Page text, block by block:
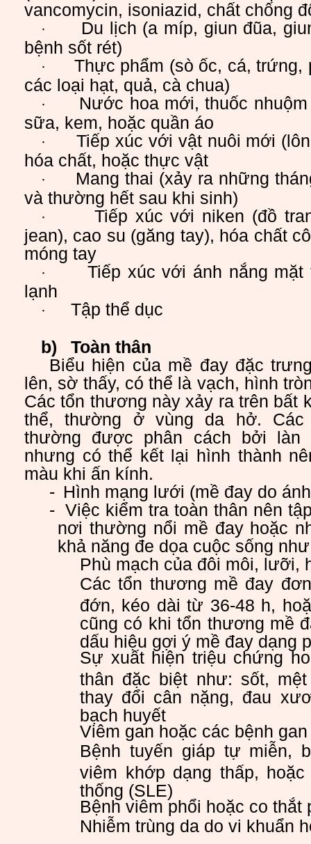
vancomycin, isoniazid, chất chống
·
Du lịch (a míp, giun đũa,
bệnh sốt rét)
·
Thực phẩm (sò ốc, cá, trứng,
các loại hạt, quả, cà chua)
·
Nước hoa mới, thuốc
sữa, kem, hoặc quần áo
·
Tiếp xúc với vật nuôi mới
hóa chất, hoặc thực vật
·
Mang thai (xảy ra những
và thường hết sau khi sinh)
·
Tiếp xúc với niken (đồ
jean), cao su (găng tay), hóa chất
móng tay
·
Tiếp xúc với ánh nắng
lạnh
·
Tập thể dục
b)
Toàn thân
Biểu hiện của mề đay đặc
lên, sờ thấy, có thể là vạch, hình
Các tổn thương này xảy ra trên bất
thể, thường ở vùng da hở. Các
thường được phân cách bởi làn
nhưng có thể kết lại hình thành
màu khi ấn kính.
- Hình mạng lưới (mề đay do
- Việc kiểm tra toàn thân nên
nơi thường nổi mề đay hoặc
khả năng đe dọa cuộc sống
Phù mạch của đôi môi, lưỡi,
Các tổn thương mề đay
đớn, kéo dài từ 36-48 h,
cũng có khi tổn thương mề
dấu hiệu gợi ý mề đay dạng
Sự xuất hiện triệu chứng
thân đặc biệt như: sốt,
thay đổi cân nặng, đau
bạch huyết
Viêm gan hoặc các bệnh
Bệnh tuyến giáp tự miễn,
viêm khớp dạng thấp,
thống (SLE)
Bệnh viêm phổi hoặc co thắt
Nhiễm trùng da do vi khuẩn